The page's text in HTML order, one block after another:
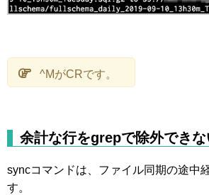
^MがCRです。
余計な行をgrepで除外でき
syncコマンドは、ファイル同期の途中
す。